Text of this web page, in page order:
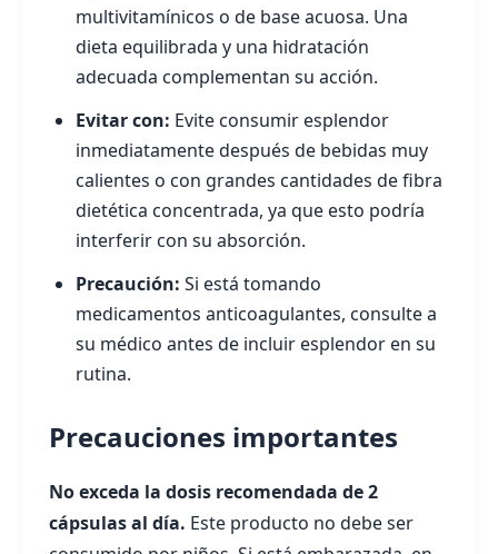
multivitamínicos o de base acuosa. Una
dieta equilibrada y una hidratación
adecuada complementan su acción.
Evitar con: Evite consumir esplendor
inmediatamente después de bebidas muy
calientes o con grandes cantidades de fibra
dietética concentrada, ya que esto podría
interferir con su absorción.
Precaución: Si está tomando
medicamentos anticoagulantes, consulte a
su médico antes de incluir esplendor en su
rutina.
Precauciones importantes
No exceda la dosis recomendada de 2
cápsulas al día. Este producto no debe ser